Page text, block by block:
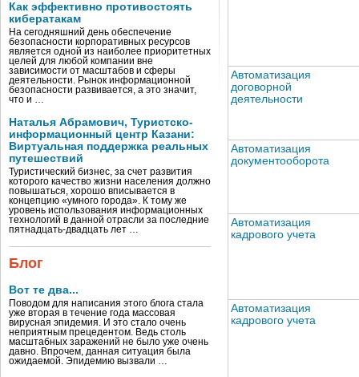
Как эффективно противостоять
кибератакам
На сегодняшний день обеспечение
безопасности корпоративных ресурсов
является одной из наиболее приоритетных
целей для любой компании вне
зависимости от масштабов и сферы
деятельности. Рынок информационной
безопасности развивается, а это значит,
что и …
Наталья Абрамович, Туристско-
информационный центр Казани:
Виртуальная поддержка реальных
путешествий
Туристический бизнес, за счет развития
которого качество жизни населения должно
повышаться, хорошо вписывается в
концепцию «умного города». К тому же
уровень использования информационных
технологий в данной отрасли за последние
пятнадцать-двадцать лет …
Блог
Вот те два...
Поводом для написания этого блога стала
уже вторая в течение года массовая
вирусная эпидемия. И это стало очень
неприятным прецедентом. Ведь столь
масштабных заражений не было уже очень
давно. Впрочем, данная ситуация была
ожидаемой. Эпидемию вызвали …
Автоматизация
договорной
деятельности
Автоматизация
документооборота
Автоматизация
кадрового учета
Автоматизация
кадрового учета